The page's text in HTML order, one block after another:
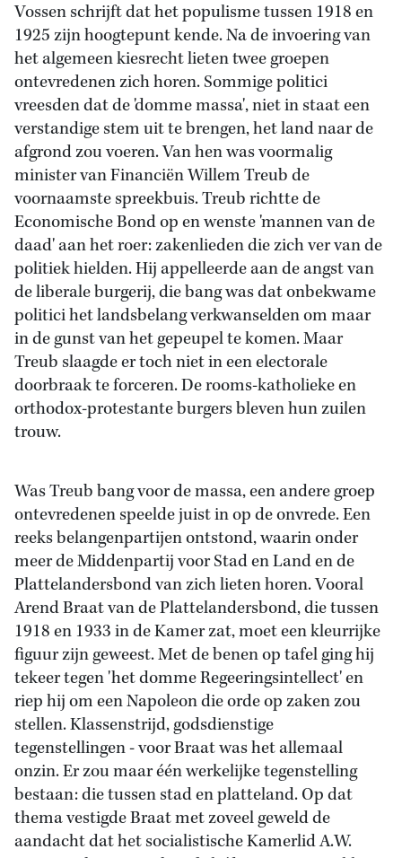
Vossen schrijft dat het populisme tussen 1918 en
1925 zijn hoogtepunt kende. Na de invoering van
het algemeen kiesrecht lieten twee groepen
ontevredenen zich horen. Sommige politici
vreesden dat de 'domme massa', niet in staat een
verstandige stem uit te brengen, het land naar de
afgrond zou voeren. Van hen was voormalig
minister van Financiën Willem Treub de
voornaamste spreekbuis. Treub richtte de
Economische Bond op en wenste 'mannen van de
daad' aan het roer: zakenlieden die zich ver van de
politiek hielden. Hij appelleerde aan de angst van
de liberale burgerij, die bang was dat onbekwame
politici het landsbelang verkwanselden om maar
in de gunst van het gepeupel te komen. Maar
Treub slaagde er toch niet in een electorale
doorbraak te forceren. De rooms-katholieke en
orthodox-protestante burgers bleven hun zuilen
trouw.
Was Treub bang voor de massa, een andere groep
ontevredenen speelde juist in op de onvrede. Een
reeks belangenpartijen ontstond, waarin onder
meer de Middenpartij voor Stad en Land en de
Plattelandersbond van zich lieten horen. Vooral
Arend Braat van de Plattelandersbond, die tussen
1918 en 1933 in de Kamer zat, moet een kleurrijke
figuur zijn geweest. Met de benen op tafel ging hij
tekeer tegen 'het domme Regeeringsintellect' en
riep hij om een Napoleon die orde op zaken zou
stellen. Klassenstrijd, godsdienstige
tegenstellingen - voor Braat was het allemaal
onzin. Er zou maar één werkelijke tegenstelling
bestaan: die tussen stad en platteland. Op dat
thema vestigde Braat met zoveel geweld de
aandacht dat het socialistische Kamerlid A.W.